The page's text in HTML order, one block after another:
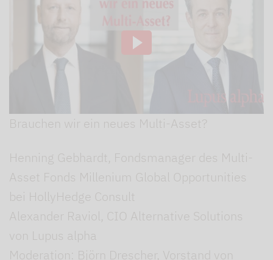
Brauchen wir ein neues Multi-Asset?
Henning Gebhardt, Fondsmanager des Multi-
Asset Fonds Millenium Global Opportunities
bei HollyHedge Consult
Alexander Raviol, CIO Alternative Solutions
von Lupus alpha
Moderation: Björn Drescher, Vorstand von